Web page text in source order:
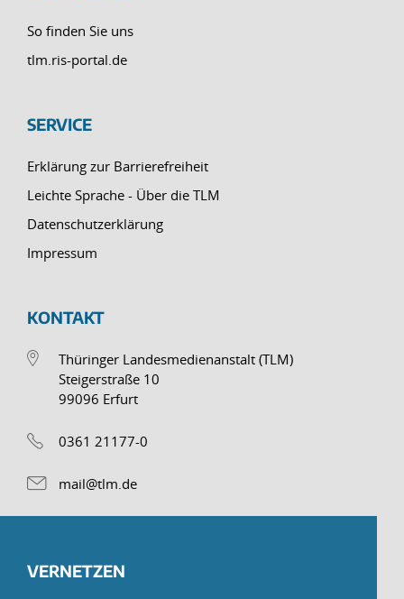
So finden Sie uns
tlm.ris-portal.de
SERVICE
Erklärung zur Barrierefreiheit
Leichte Sprache - Über die TLM
Datenschutzerklärung
Impressum
KONTAKT
Thüringer Landesmedienanstalt (TLM)
Steigerstraße 10
99096 Erfurt
0361 21177-0
mail@tlm.de
VERNETZEN